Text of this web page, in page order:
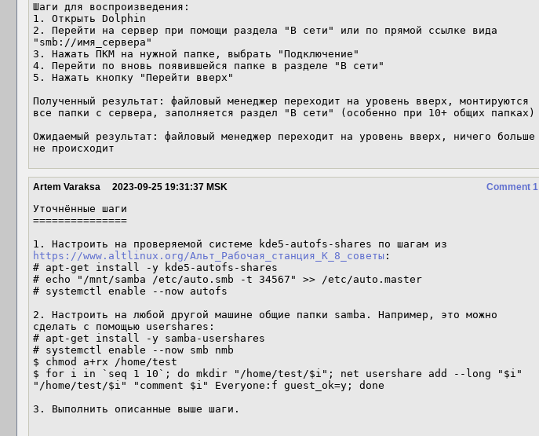
Шаги для воспроизведения:
1. Открыть Dolphin
2. Перейти на сервер при помощи раздела "В сети" или по прямой ссылке вида
"smb://имя_сервера"
3. Нажать ПКМ на нужной папке, выбрать "Подключение"
4. Перейти по вновь появившейся папке в разделе "В сети"
5. Нажать кнопку "Перейти вверх"
Полученный результат: файловый менеджер переходит на уровень вверх, монтируются
все папки с сервера, заполняется раздел "В сети" (особенно при 10+ общих папках)
Ожидаемый результат: файловый менеджер переходит на уровень вверх, ничего больше
не происходит
Comment 1
Artem Varaksa 2023-09-25 19:31:37 MSK
Уточнённые шаги
===============
https://www.altlinux.org/Альт_Рабочая_станция_К_8_советы :
# apt-get install -y kde5-autofs-shares
# echo "/mnt/samba /etc/auto.smb -t 34567" >> /etc/auto.master
# systemctl enable --now autofs
2. Настроить на любой другой машине общие папки samba. Например, это можно
сделать с помощью usershares:
# apt-get install -y samba-usershares
# systemctl enable --now smb nmb
$ chmod a+rx /home/test
$ for i in `seq 1 10`; do mkdir "/home/test/$i"; net usershare add --long "$i"
"/home/test/$i" "comment $i" Everyone:f guest_ok=y; done
3. Выполнить описанные выше шаги.